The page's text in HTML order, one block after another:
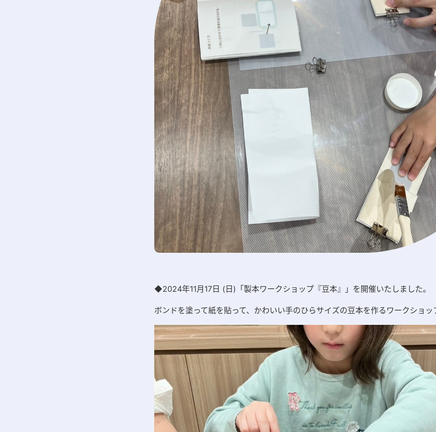
◆2024年11月17日 (日)「製本ワークショップ『豆本』」を開催いたしました。
ボンドを塗って紙を貼って、かわいい手のひらサイズの豆本を作るワークショッ